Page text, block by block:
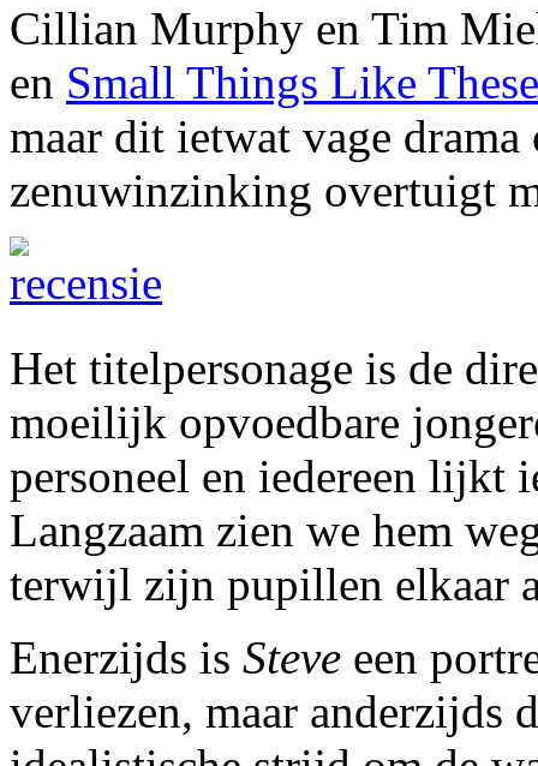
Cillian Murphy en Tim
en Small Things Like These
maar dit ietwat vage
zenuwinzinking overtuigt
Het titelpersonage is de
moeilijk opvoedbare
personeel en iedereen lijkt
Langzaam zien we hem
terwijl zijn pupillen elkaar
Enerzijds is Steve een
verliezen, maar anderzijds